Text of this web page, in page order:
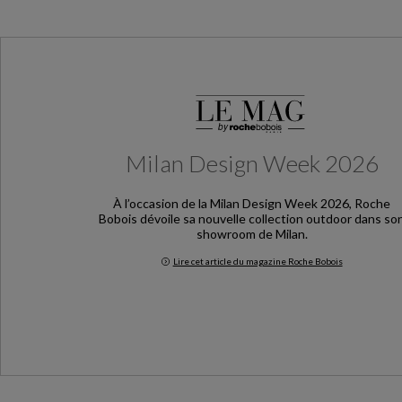
Milan Design Week 2026
À l’occasion de la Milan Design Week 2026, Roche
Bobois dévoile sa nouvelle collection outdoor dans
showroom de Milan.
Lire cet article du magazine Roche Bobois
Milan Design Week 2026